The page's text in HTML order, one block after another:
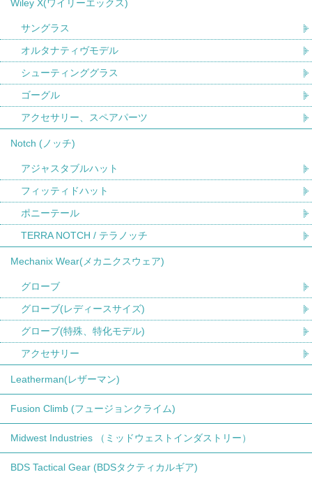
Wiley X(ワイリーエックス)
サングラス
オルタナティヴモデル
シューティンググラス
ゴーグル
アクセサリー、スペアパーツ
Notch (ノッチ)
アジャスタブルハット
フィッティドハット
ポニーテール
TERRA NOTCH / テラノッチ
Mechanix Wear(メカニクスウェア)
グローブ
グローブ(レディースサイズ)
グローブ(特殊、特化モデル)
アクセサリー
Leatherman(レザーマン)
Fusion Climb (フュージョンクライム)
Midwest Industries （ミッドウェストインダストリー）
BDS Tactical Gear (BDSタクティカルギア)